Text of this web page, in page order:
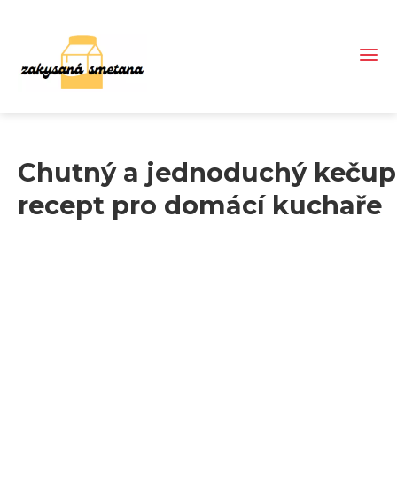
Chutný a jednoduchý kečup
recept pro domácí kuchaře